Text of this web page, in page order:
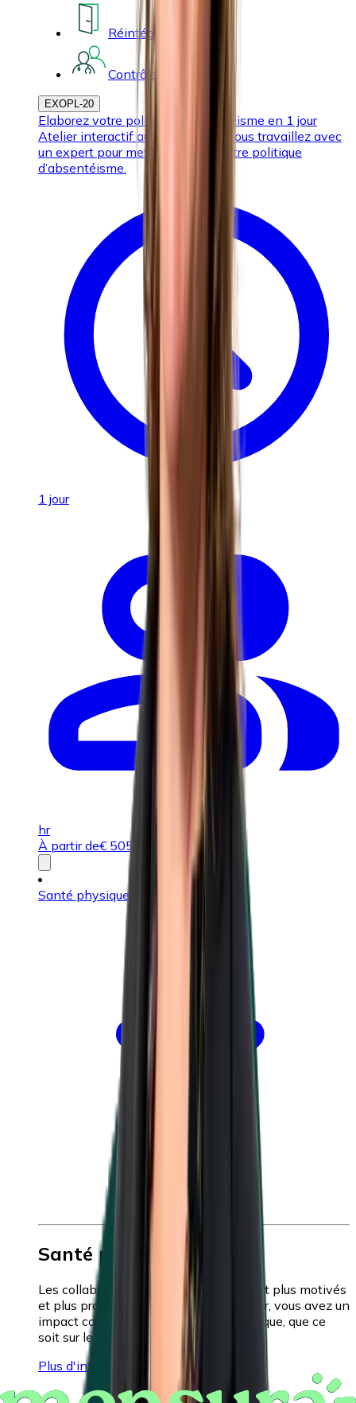
Réintégration
Contrôles médicaux
EXOPL-20
Elaborez votre politique d’absentéisme en 1 jour
Atelier interactif au cours duquel vous travaillez avec
un expert pour mettre au point votre politique
d’absentéisme.
1 jour
hr
À partir de€ 505,00 ou 2,501 UP
Santé physique
Santé physique
Les collaborateurs en bonne santé sont plus motivés
et plus productifs. En tant qu'employeur, vous avez un
impact considérable sur la santé physique, que ce
soit sur le lieu de travail ou en dehors.
Plus d'infos